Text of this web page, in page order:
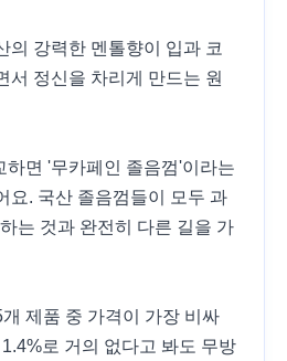
의 강력한 멘톨향이 입과 코
서 정신을 차리게 만드는 원
하면 '무카페인 졸음껌'이라는
요. 국산 졸음껌들이 모두 과
는 것과 완전히 다른 길을 가
제품 중 가격이 가장 비싸
로 거의 없다고 봐도 무방